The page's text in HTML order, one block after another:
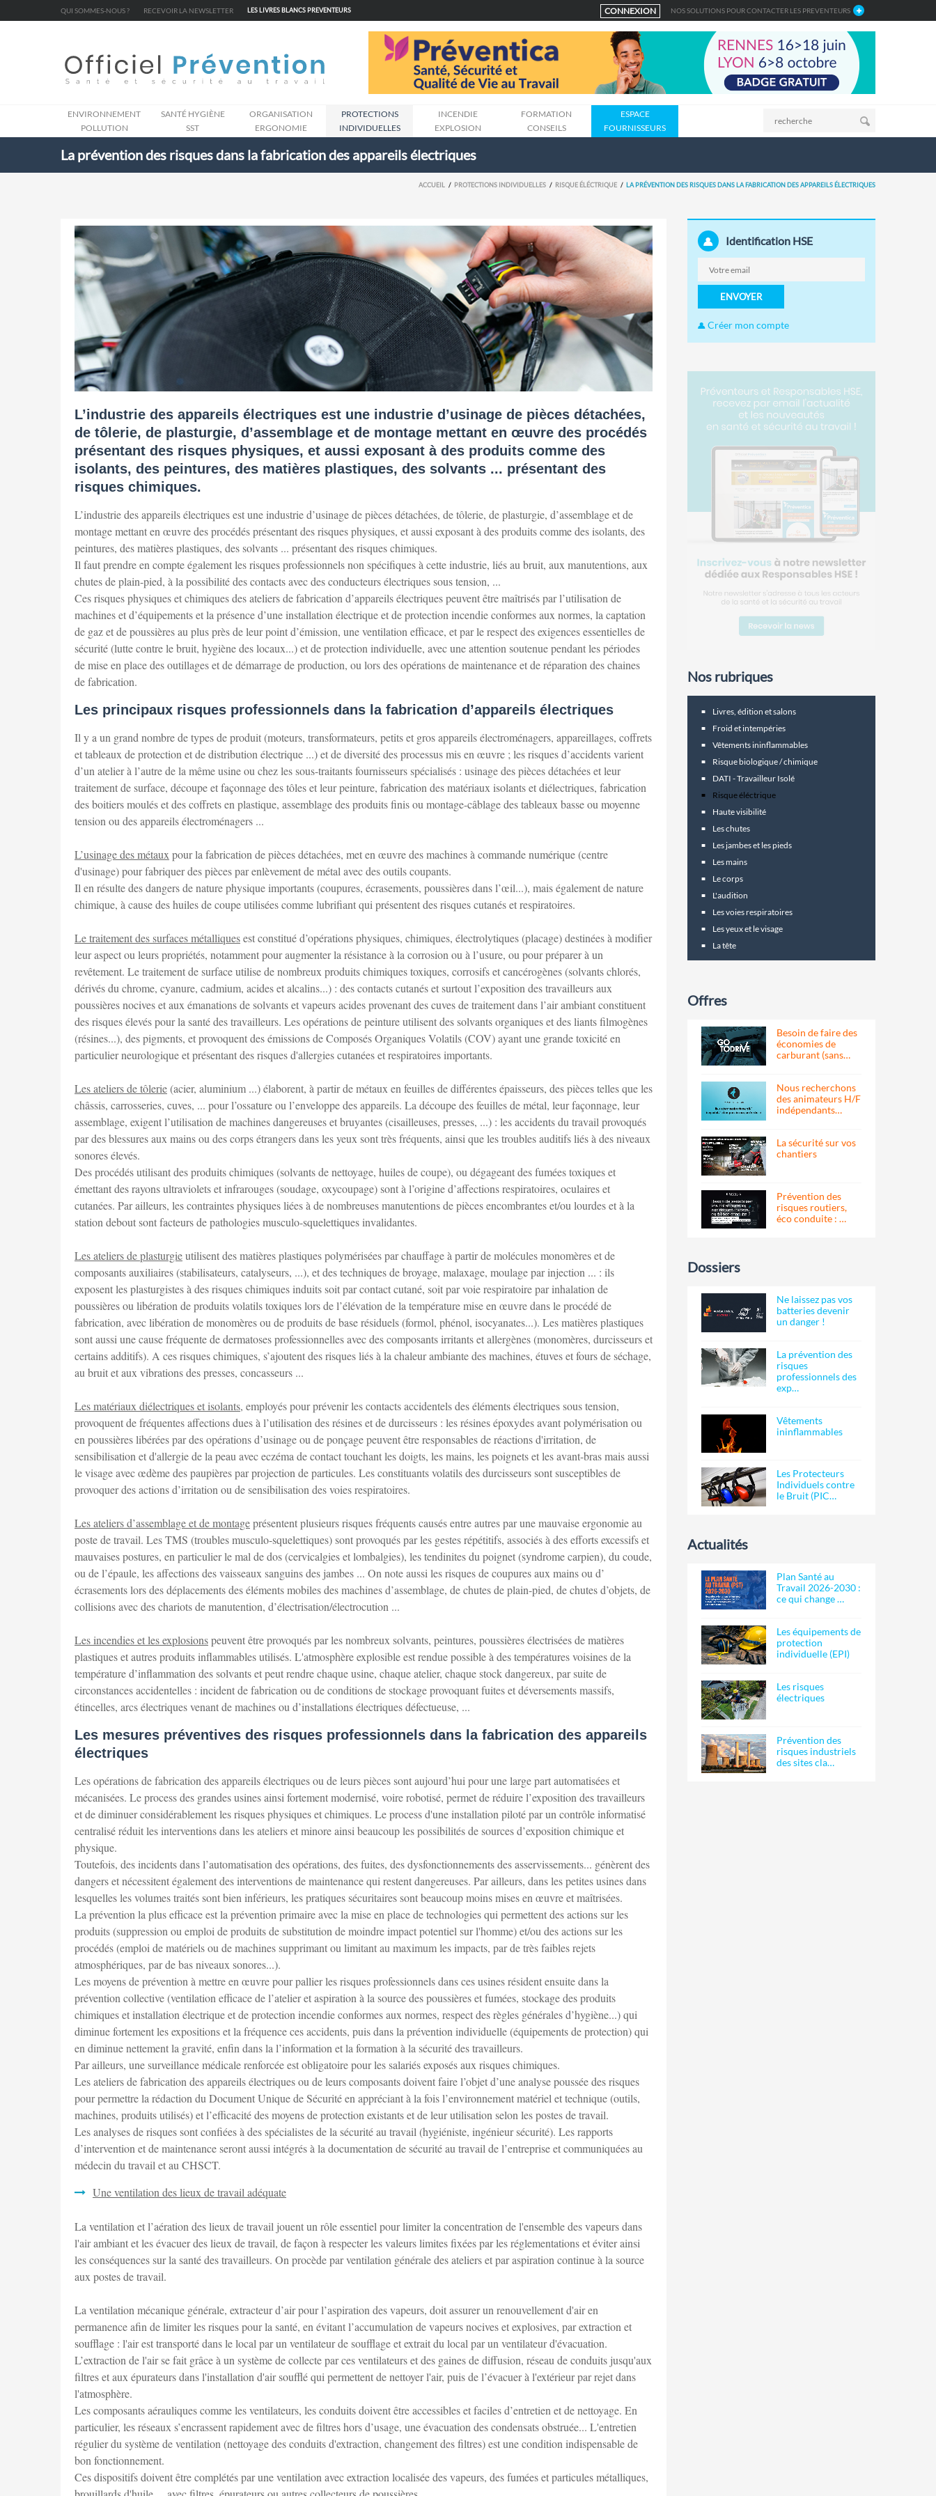
QUI SOMMES-NOUS ? RECEVOIR LA NEWSLETTER LES LIVRES BLANCS PREVENTEURS CONNEXION NOS SOLUTIONS POUR CONTACTER LES PREVENTEURS
ENVIRONNEMENT
POLLUTION
SANTÉ HYGIÈNE
SST
ORGANISATION
ERGONOMIE
PROTECTIONS
INDIVIDUELLES
INCENDIE
EXPLOSION
FORMATION
CONSEILS
ESPACE
FOURNISSEURS
La prévention des risques dans la fabrication des appareils électriques
ACCUEIL PROTECTIONS INDIVIDUELLES RISQUE ÉLÉCTRIQUE LA PRÉVENTION DES RISQUES DANS LA FABRICATION DES APPAREILS ÉLECTRIQUES
L’industrie des appareils électriques est une industrie d’usinage de pièces détachées,
de tôlerie, de plasturgie, d’assemblage et de montage mettant en œuvre des procédés
présentant des risques physiques, et aussi exposant à des produits comme des
isolants, des peintures, des matières plastiques, des solvants ... présentant des
risques chimiques.
L’industrie des appareils électriques est une industrie d’usinage de pièces détachées, de tôlerie, de plasturgie, d’assemblage et de
montage mettant en œuvre des procédés présentant des risques physiques, et aussi exposant à des produits comme des isolants, des
peintures, des matières plastiques, des solvants ... présentant des risques chimiques.
Il faut prendre en compte également les risques professionnels non spécifiques à cette industrie, liés au bruit, aux manutentions, aux
chutes de plain-pied, à la possibilité des contacts avec des conducteurs électriques sous tension, ...
Ces risques physiques et chimiques des ateliers de fabrication d’appareils électriques peuvent être maîtrisés par l’utilisation de
machines et d’équipements et la présence d’une installation électrique et de protection incendie conformes aux normes, la captation
de gaz et de poussières au plus près de leur point d’émission, une ventilation efficace, et par le respect des exigences essentielles de
sécurité (lutte contre le bruit, hygiène des locaux...) et de protection individuelle, avec une attention soutenue pendant les périodes
de mise en place des outillages et de démarrage de production, ou lors des opérations de maintenance et de réparation des chaines
de fabrication.
Les principaux risques professionnels dans la fabrication d’appareils électriques
Il y a un grand nombre de types de produit (moteurs, transformateurs, petits et gros appareils électroménagers, appareillages, coffrets
et tableaux de protection et de distribution électrique ...) et de diversité des processus mis en œuvre ; les risques d’accidents varient
d’un atelier à l’autre de la même usine ou chez les sous-traitants fournisseurs spécialisés : usinage des pièces détachées et leur
traitement de surface, découpe et façonnage des tôles et leur peinture, fabrication des matériaux isolants et diélectriques, fabrication
des boitiers moulés et des coffrets en plastique, assemblage des produits finis ou montage-câblage des tableaux basse ou moyenne
tension ou des appareils électroménagers ...
L’usinage des métauxpour la fabrication de pièces détachées, met en œuvre des machines à commande numérique (centre
d'usinage) pour fabriquer des pièces par enlèvement de métal avec des outils coupants.
Il en résulte des dangers de nature physique importants (coupures, écrasements, poussières dans l’œil...), mais également de nature
chimique, à cause des huiles de coupe utilisées comme lubrifiant qui présentent des risques cutanés et respiratoires.
Le traitement des surfaces métalliquesest constitué d’opérations physiques, chimiques, électrolytiques (placage) destinées à modifier
leur aspect ou leurs propriétés, notamment pour augmenter la résistance à la corrosion ou à l’usure, ou pour préparer à un
revêtement. Le traitement de surface utilise de nombreux produits chimiques toxiques, corrosifs et cancérogènes (solvants chlorés,
dérivés du chrome, cyanure, cadmium, acides et alcalins...) : des contacts cutanés et surtout l’exposition des travailleurs aux
poussières nocives et aux émanations de solvants et vapeurs acides provenant des cuves de traitement dans l’air ambiant constituent
des risques élevés pour la santé des travailleurs. Les opérations de peinture utilisent des solvants organiques et des liants filmogènes
(résines...), des pigments, et provoquent des émissions de Composés Organiques Volatils (COV) ayant une grande toxicité en
particulier neurologique et présentant des risques d'allergies cutanées et respiratoires importants.
Les ateliers de tôlerie(acier, aluminium ...) élaborent, à partir de métaux en feuilles de différentes épaisseurs, des pièces telles que les
châssis, carrosseries, cuves, ... pour l’ossature ou l’enveloppe des appareils. La découpe des feuilles de métal, leur façonnage, leur
assemblage, exigent l’utilisation de machines dangereuses et bruyantes (cisailleuses, presses, ...) : les accidents du travail provoqués
par des blessures aux mains ou des corps étrangers dans les yeux sont très fréquents, ainsi que les troubles auditifs liés à des niveaux
sonores élevés.
Des procédés utilisant des produits chimiques (solvants de nettoyage, huiles de coupe), ou dégageant des fumées toxiques et
émettant des rayons ultraviolets et infrarouges (soudage, oxycoupage) sont à l’origine d’affections respiratoires, oculaires et
cutanées. Par ailleurs, les contraintes physiques liées à de nombreuses manutentions de pièces encombrantes et/ou lourdes et à la
station debout sont facteurs de pathologies musculo-squelettiques invalidantes.
Les ateliers de plasturgieutilisent des matières plastiques polymérisées par chauffage à partir de molécules monomères et de
composants auxiliaires (stabilisateurs, catalyseurs, ...), et des techniques de broyage, malaxage, moulage par injection ... : ils
exposent les plasturgistes à des risques chimiques induits soit par contact cutané, soit par voie respiratoire par inhalation de
poussières ou libération de produits volatils toxiques lors de l’élévation de la température mise en œuvre dans le procédé de
fabrication, avec libération de monomères ou de produits de base résiduels (formol, phénol, isocyanates...). Les matières plastiques
sont aussi une cause fréquente de dermatoses professionnelles avec des composants irritants et allergènes (monomères, durcisseurs et
certains additifs). A ces risques chimiques, s’ajoutent des risques liés à la chaleur ambiante des machines, étuves et fours de séchage,
au bruit et aux vibrations des presses, concasseurs ...
Les matériaux diélectriques et isolants, employés pour prévenir les contacts accidentels des éléments électriques sous tension,
provoquent de fréquentes affections dues à l’utilisation des résines et de durcisseurs : les résines époxydes avant polymérisation ou
en poussières libérées par des opérations d’usinage ou de ponçage peuvent être responsables de réactions d'irritation, de
sensibilisation et d'allergie de la peau avec eczéma de contact touchant les doigts, les mains, les poignets et les avant-bras mais aussi
le visage avec œdème des paupières par projection de particules. Les constituants volatils des durcisseurs sont susceptibles de
provoquer des actions d’irritation ou de sensibilisation des voies respiratoires.
Les ateliers d’assemblage et de montageprésentent plusieurs risques fréquents causés entre autres par une mauvaise ergonomie au
poste de travail. Les TMS (troubles musculo-squelettiques) sont provoqués par les gestes répétitifs, associés à des efforts excessifs et
mauvaises postures, en particulier le mal de dos (cervicalgies et lombalgies), les tendinites du poignet (syndrome carpien), du coude,
ou de l’épaule, les affections des vaisseaux sanguins des jambes ... On note aussi les risques de coupures aux mains ou d’
écrasements lors des déplacements des éléments mobiles des machines d’assemblage, de chutes de plain-pied, de chutes d’objets, de
collisions avec des chariots de manutention, d’électrisation/électrocution ...
Les incendies et les explosionspeuvent être provoqués par les nombreux solvants, peintures, poussières électrisées de matières
plastiques et autres produits inflammables utilisés. L'atmosphère explosible est rendue possible à des températures voisines de la
température d’inflammation des solvants et peut rendre chaque usine, chaque atelier, chaque stock dangereux, par suite de
circonstances accidentelles : incident de fabrication ou de conditions de stockage provoquant fuites et déversements massifs,
étincelles, arcs électriques venant de machines ou d’installations électriques défectueuse, ...
Les mesures préventives des risques professionnels dans la fabrication des appareils
électriques
Les opérations de fabrication des appareils électriques ou de leurs pièces sont aujourd’hui pour une large part automatisées et
mécanisées. Le process des grandes usines ainsi fortement modernisé, voire robotisé, permet de réduire l’exposition des travailleurs
et de diminuer considérablement les risques physiques et chimiques. Le process d'une installation piloté par un contrôle informatisé
centralisé réduit les interventions dans les ateliers et minore ainsi beaucoup les possibilités de sources d’exposition chimique et
physique.
Toutefois, des incidents dans l’automatisation des opérations, des fuites, des dysfonctionnements des asservissements... génèrent des
dangers et nécessitent également des interventions de maintenance qui restent dangereuses. Par ailleurs, dans les petites usines dans
lesquelles les volumes traités sont bien inférieurs, les pratiques sécuritaires sont beaucoup moins mises en œuvre et maîtrisées.
La prévention la plus efficace est la prévention primaire avec la mise en place de technologies qui permettent des actions sur les
produits (suppression ou emploi de produits de substitution de moindre impact potentiel sur l'homme) et/ou des actions sur les
procédés (emploi de matériels ou de machines supprimant ou limitant au maximum les impacts, par de très faibles rejets
atmosphériques, par de bas niveaux sonores...).
Les moyens de prévention à mettre en œuvre pour pallier les risques professionnels dans ces usines résident ensuite dans la
prévention collective (ventilation efficace de l’atelier et aspiration à la source des poussières et fumées, stockage des produits
chimiques et installation électrique et de protection incendie conformes aux normes, respect des règles générales d’hygiène...) qui
diminue fortement les expositions et la fréquence ces accidents, puis dans la prévention individuelle (équipements de protection) qui
en diminue nettement la gravité, enfin dans la l’information et la formation à la sécurité des travailleurs.
Par ailleurs, une surveillance médicale renforcée est obligatoire pour les salariés exposés aux risques chimiques.
Les ateliers de fabrication des appareils électriques ou de leurs composants doivent faire l’objet d’une analyse poussée des risques
pour permettre la rédaction du Document Unique de Sécurité en appréciant à la fois l’environnement matériel et technique (outils,
machines, produits utilisés) et l’efficacité des moyens de protection existants et de leur utilisation selon les postes de travail.
Les analyses de risques sont confiées à des spécialistes de la sécurité au travail (hygiéniste, ingénieur sécurité). Les rapports
d’intervention et de maintenance seront aussi intégrés à la documentation de sécurité au travail de l’entreprise et communiquées au
médecin du travail et au CHSCT.
Une ventilation des lieux de travail adéquate
La ventilation et l’aération des lieux de travail jouent un rôle essentiel pour limiter la concentration de l'ensemble des vapeurs dans
l'air ambiant et les évacuer des lieux de travail, de façon à respecter les valeurs limites fixées par les réglementations et éviter ainsi
les conséquences sur la santé des travailleurs. On procède par ventilation générale des ateliers et par aspiration continue à la source
aux postes de travail.
La ventilation mécanique générale, extracteur d’air pour l’aspiration des vapeurs, doit assurer un renouvellement d'air en
permanence afin de limiter les risques pour la santé, en évitant l’accumulation de vapeurs nocives et explosives, par extraction et
soufflage : l'air est transporté dans le local par un ventilateur de soufflage et extrait du local par un ventilateur d'évacuation.
L’extraction de l'air se fait grâce à un système de collecte par ces ventilateurs et des gaines de diffusion, réseau de conduits jusqu'aux
filtres et aux épurateurs dans l'installation d'air soufflé qui permettent de nettoyer l'air, puis de l’évacuer à l'extérieur par rejet dans
l'atmosphère.
Les composants aérauliques comme les ventilateurs, les conduits doivent être accessibles et faciles d’entretien et de nettoyage. En
particulier, les réseaux s’encrassent rapidement avec de filtres hors d’usage, une évacuation des condensats obstruée... L'entretien
régulier du système de ventilation (nettoyage des conduits d'extraction, changement des filtres) est une condition indispensable de
bon fonctionnement.
Ces dispositifs doivent être complétés par une ventilation avec extraction localisée des vapeurs, des fumées et particules métalliques,
Identification HSE
ENVOYER
Créer mon compte
Nos rubriques
Livres, édition et salons
Froid et intempéries
Vêtements ininflammables
Risque biologique / chimique
DATI - Travailleur Isolé
Risque éléctrique
Haute visibilité
Les chutes
Les jambes et les pieds
Les mains
Le corps
L'audition
Les voies respiratoires
Les yeux et le visage
La tête
Offres
Besoin de faire des
économies de
carburant (sans…
Nous recherchons
des animateurs H/F
indépendants…
La sécurité sur vos
chantiers
Prévention des
risques routiers,
éco conduite : …
Dossiers
Ne laissez pas vos
batteries devenir
un danger !
La prévention des
risques
professionnels des
exp…
Vêtements
ininflammables
Les Protecteurs
Individuels contre
le Bruit (PIC…
Actualités
Plan Santé au
Travail 2026-2030 :
ce qui change …
Les équipements de
protection
individuelle (EPI)
Les risques
électriques
Prévention des
risques industriels
des sites cla…
Cookies management panel